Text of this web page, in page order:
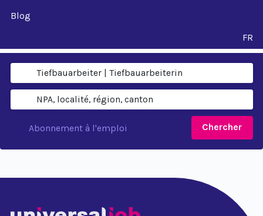
Blog
FR
Chercher
Abonnement à l'emploi